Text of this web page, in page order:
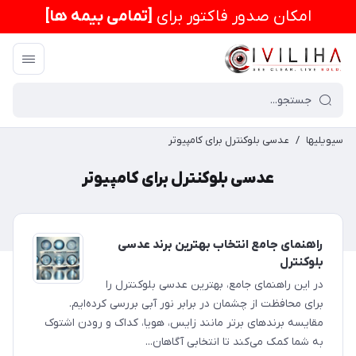
امكان صدور فاکتور برای [تمامی بیمه ها]
سیویلیها / عدسی بلوکنترل برای کامپیوتر
عدسی بلوکنترل برای کامپیوتر
راهنمای جامع انتخاب بهترین برند عدسی
بلوکنترل
در این راهنمای جامع، بهترین عدسی بلوکنترل را
برای محافظت از چشمان در برابر نور آبی بررسی کرده‌ایم.
مقایسه برندهای برتر مانند زایس، هویا، کداک و رودن اشتوک
به شما کمک می‌کند تا انتخابی آگاهان...